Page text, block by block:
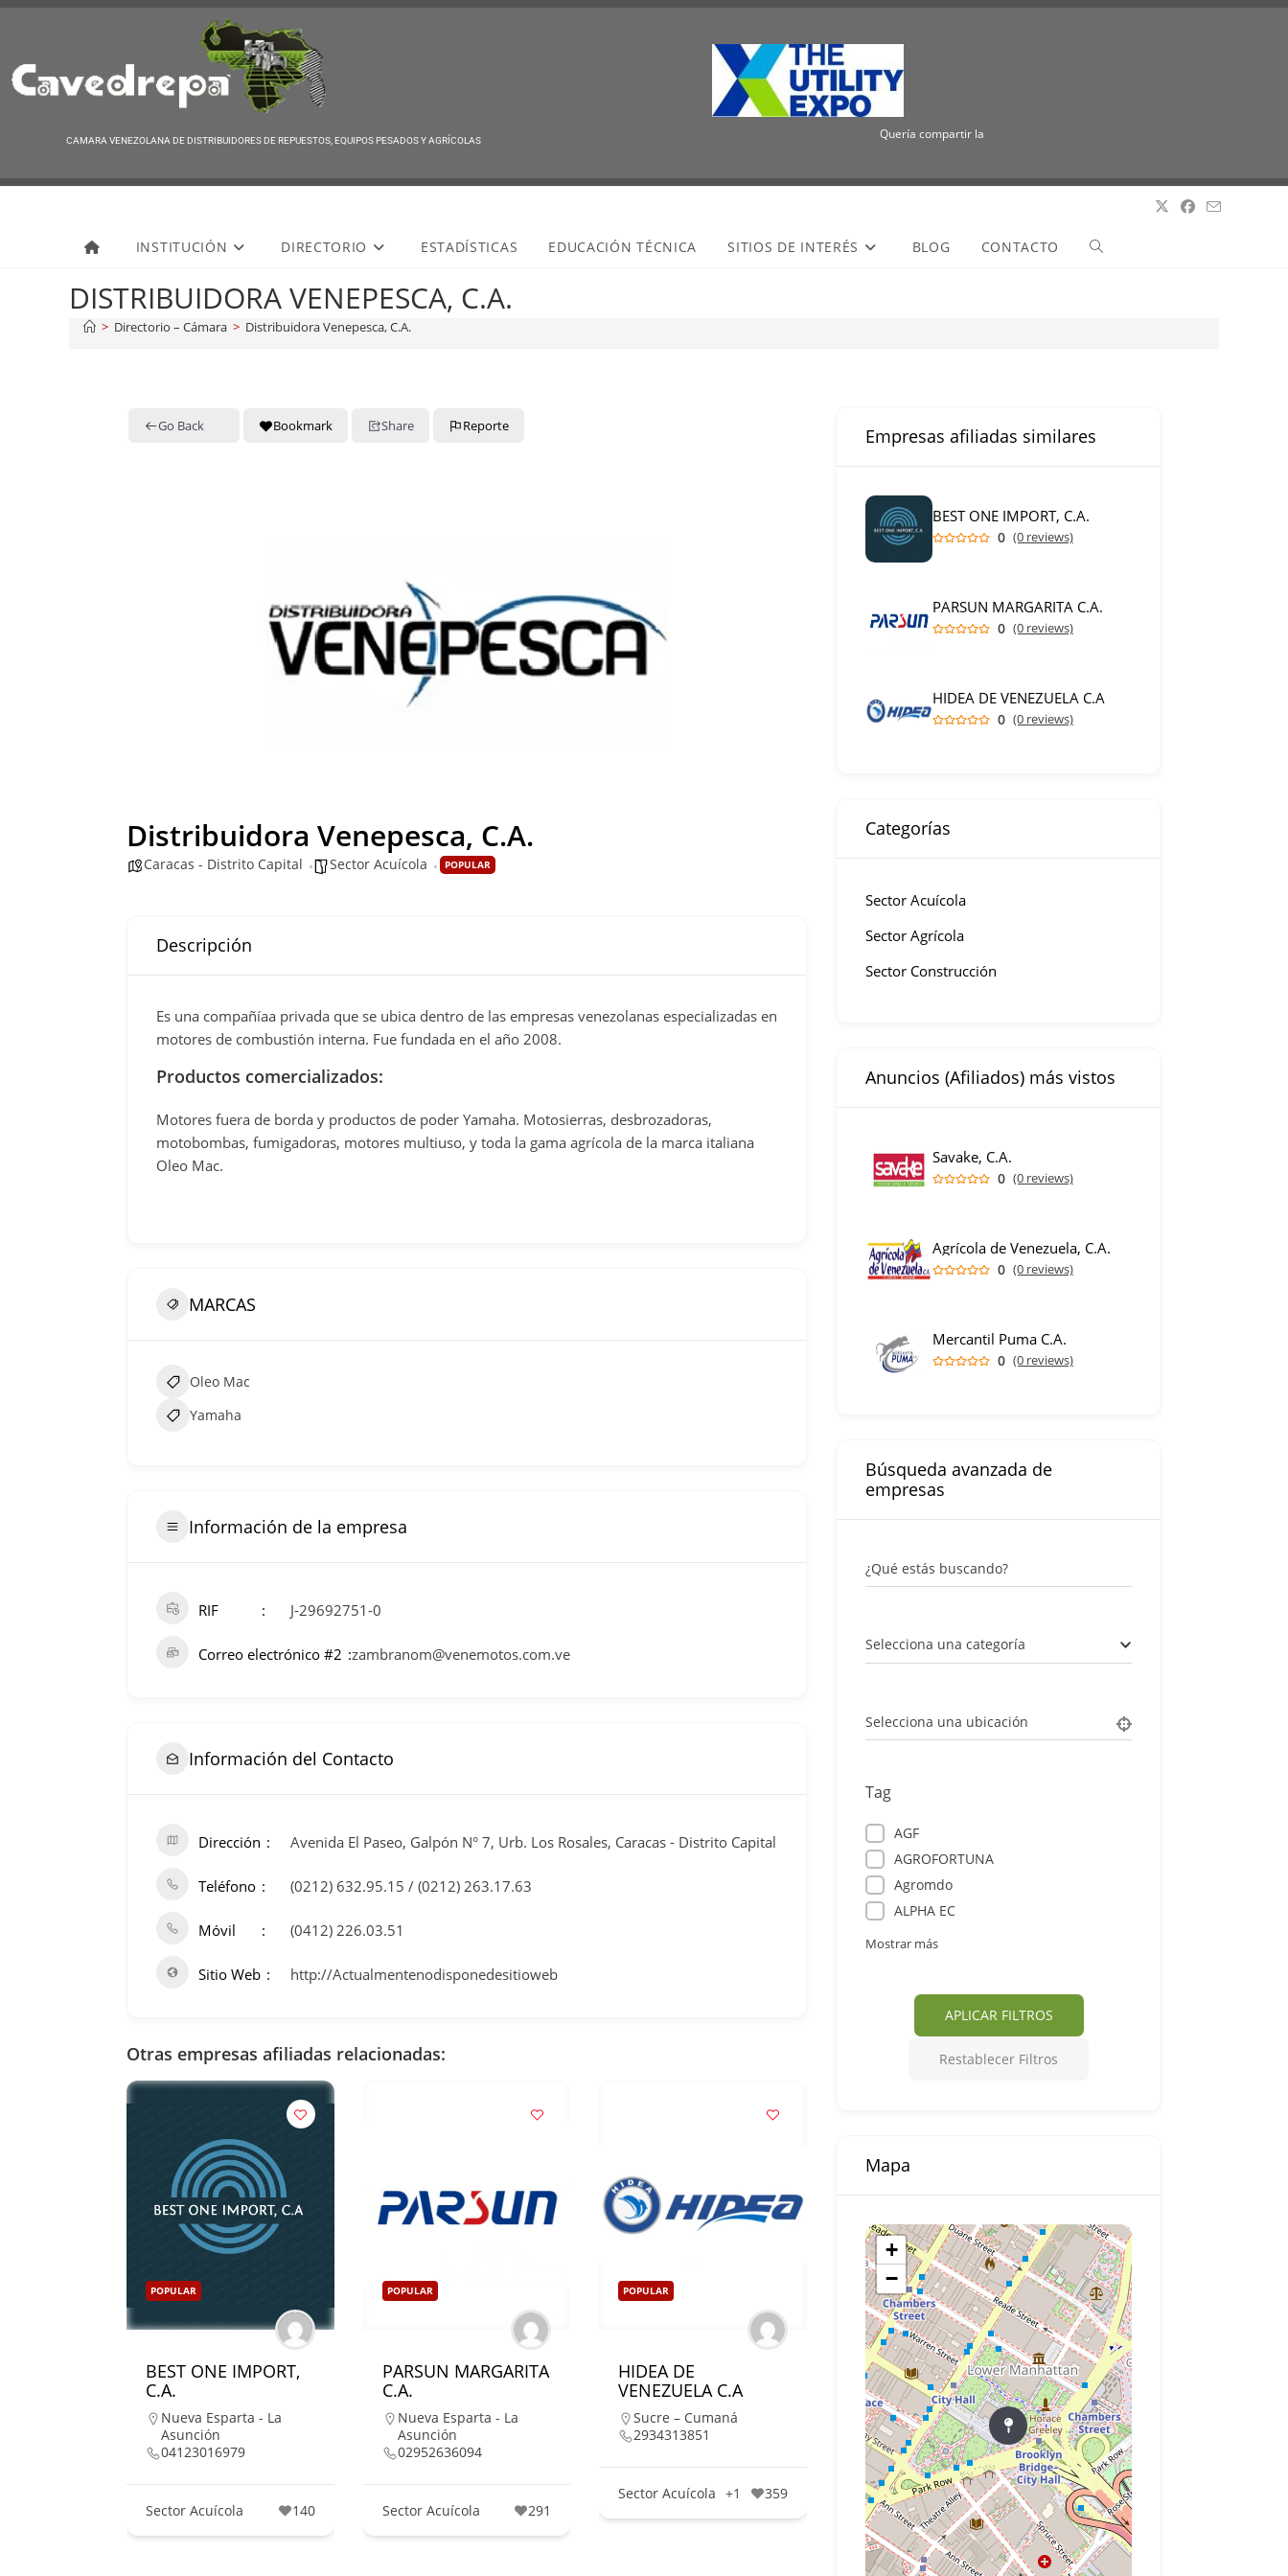
CAMARA VENEZOLANA DE DISTRIBUIDORES DE REPUESTOS, EQUIPOS PESADOS Y AGRÍCOLAS Quería compartir la emocionante noticia de que ICUEE tiene un nuevo
INSTITUCIÓN DIRECTORIO ESTADÍSTICAS EDUCACIÓN TÉCNICA SITIOS DE INTERÉS BLOG CONTACTO
DISTRIBUIDORA VENEPESCA, C.A.
> Directorio – Cámara > Distribuidora Venepesca, C.A.
Go Back Bookmark Share Reporte
Distribuidora Venepesca, C.A.
Caracas - Distrito Capital Sector Acuícola POPULAR
Descripción
Es una compañíaa privada que se ubica dentro de las empresas venezolanas especializadas en
motores de combustión interna. Fue fundada en el año 2008.
Productos comercializados:
Motores fuera de borda y productos de poder Yamaha. Motosierras, desbrozadoras,
motobombas, fumigadoras, motores multiuso, y toda la gama agrícola de la marca italiana
Oleo Mac.
MARCAS
Oleo Mac
Yamaha
Información de la empresa
RIF J-29692751-0
Correo electrónico #2 zambranom@venemotos.com.ve
Información del Contacto
Dirección Avenida El Paseo, Galpón N° 7, Urb. Los Rosales, Caracas - Distrito Capital
Teléfono (0212) 632.95.15 / (0212) 263.17.63
Móvil (0412) 226.03.51
Sitio Web http://Actualmentenodisponedesitioweb
Otras empresas afiliadas relacionadas:
POPULAR
BEST ONE IMPORT,
C.A.
Nueva Esparta - La
Asunción
04123016979
Sector Acuícola 140
POPULAR
PARSUN MARGARITA
C.A.
Nueva Esparta - La
Asunción
02952636094
Sector Acuícola 291
POPULAR
HIDEA DE
VENEZUELA C.A
Sucre – Cumaná
2934313851
Sector Acuícola +1 359
Empresas afiliadas similares
BEST ONE IMPORT, C.A.
0 (0 reviews)
PARSUN MARGARITA C.A.
0 (0 reviews)
HIDEA DE VENEZUELA C.A
0 (0 reviews)
Categorías
Sector Acuícola
Sector Agrícola
Sector Construcción
Anuncios (Afiliados) más vistos
Savake, C.A.
0 (0 reviews)
Agrícola de Venezuela, C.A.
0 (0 reviews)
Mercantil Puma C.A.
0 (0 reviews)
Búsqueda avanzada de
empresas
¿Qué estás buscando?
Selecciona una categoría
Selecciona una ubicación
Tag
AGF
AGROFORTUNA
Agromdo
ALPHA EC
Mostrar más
APLICAR FILTROS
Restablecer Filtros
Mapa
+
−